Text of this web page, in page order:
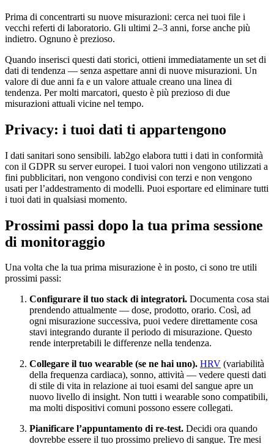
Prima di concentrarti su nuove misurazioni: cerca nei tuoi file i
vecchi referti di laboratorio. Gli ultimi 2–3 anni, forse anche più
indietro. Ognuno è prezioso.
Quando inserisci questi dati storici, ottieni immediatamente un set di
dati di tendenza — senza aspettare anni di nuove misurazioni. Un
valore di due anni fa e un valore attuale creano una linea di
tendenza. Per molti marcatori, questo è più prezioso di due
misurazioni attuali vicine nel tempo.
Privacy: i tuoi dati ti appartengono
I dati sanitari sono sensibili. lab2go elabora tutti i dati in conformità
con il GDPR su server europei. I tuoi valori non vengono utilizzati a
fini pubblicitari, non vengono condivisi con terzi e non vengono
usati per l’addestramento di modelli. Puoi esportare ed eliminare tutti
i tuoi dati in qualsiasi momento.
Prossimi passi dopo la tua prima sessione
di monitoraggio
Una volta che la tua prima misurazione è in posto, ci sono tre utili
prossimi passi:
Configurare il tuo stack di integratori. Documenta cosa stai
prendendo attualmente — dose, prodotto, orario. Così, ad
ogni misurazione successiva, puoi vedere direttamente cosa
stavi integrando durante il periodo di misurazione. Questo
rende interpretabili le differenze nella tendenza.
Collegare il tuo wearable (se ne hai uno). HRV (variabilità
della frequenza cardiaca), sonno, attività — vedere questi dati
di stile di vita in relazione ai tuoi esami del sangue apre un
nuovo livello di insight. Non tutti i wearable sono compatibili,
ma molti dispositivi comuni possono essere collegati.
Pianificare l’appuntamento di re-test. Decidi ora quando
dovrebbe essere il tuo prossimo prelievo di sangue. Tre mesi